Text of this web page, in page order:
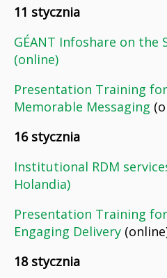
11 stycznia
GÉANT Infoshare on the
(online)
Presentation Training
Memorable Messaging
16 stycznia
Institutional RDM
Holandia)
Presentation Training
Engaging Delivery
18 stycznia